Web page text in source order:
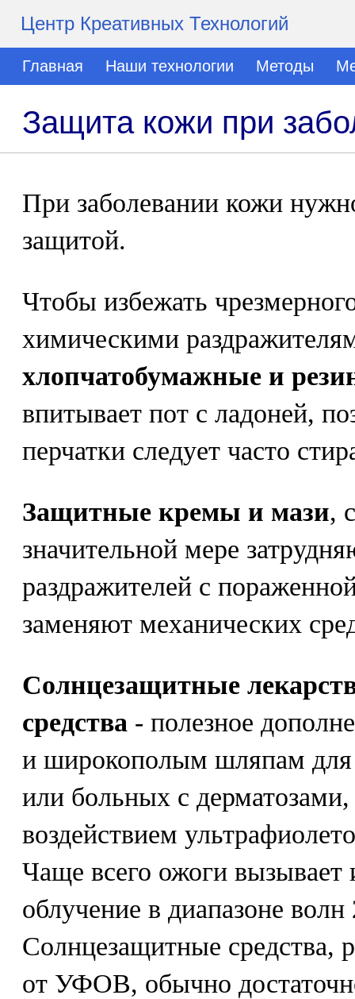
Центр Креативных Технологий
Главная Наши технологии Методы
Защита кожи при
При заболевании кожи
защитой.
Чтобы избежать
химическими
хлопчатобумажные и
впитывает пот с ладоней,
перчатки следует часто
Защитные кремы и мази,
значительной мере
раздражителей с
заменяют механических
Солнцезащитные
средства - полезное
и широкополым шляпам для
или больных с
воздействием
Чаще всего ожоги
облучение в диапазоне
Солнцезащитные средства,
от УФОВ, обычно